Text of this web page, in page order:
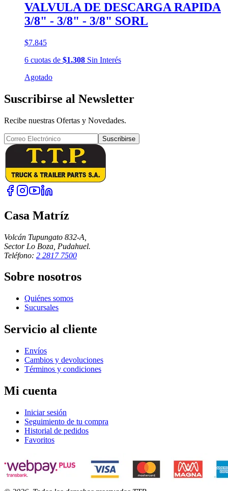
VALVULA DE DESCARGA RAPIDA
3/8" - 3/8" - 3/8" SORL
$7.845
6 cuotas de $1.308 Sin Interés
Agotado
Suscribirse al Newsletter
Recibe nuestras Ofertas y Novedades.
Suscribirse
Casa Matríz
Volcán Tupungato 832-A,
Sector Lo Boza, Pudahuel.
Teléfono: 2 2817 7500
Sobre nosotros
Quiénes somos
Sucursales
Servicio al cliente
Envíos
Cambios y devoluciones
Términos y condiciones
Mi cuenta
Iniciar sesión
Seguimiento de tu compra
Historial de pedidos
Favoritos